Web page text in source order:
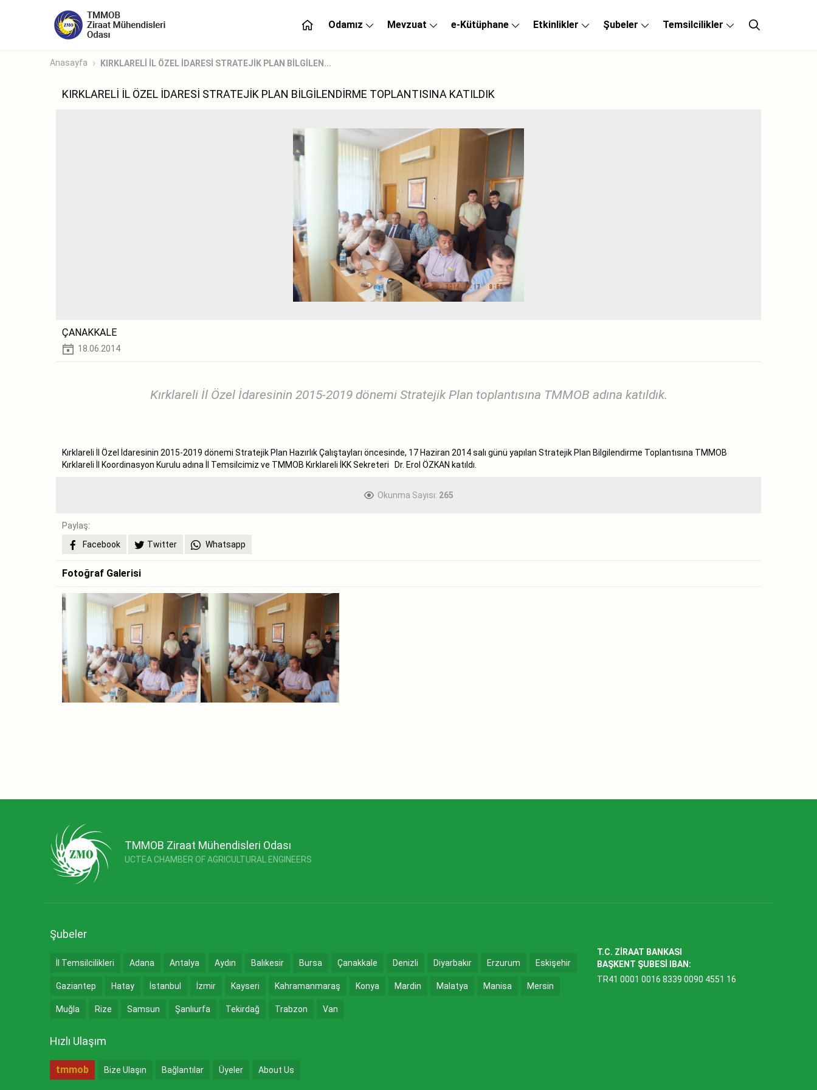
Odamız Mevzuat e-Kütüphane Etkinlikler Şubeler Temsilcilikler
Anasayfa KIRKLARELİ İL ÖZEL İDARESİ STRATEJİK PLAN BİLGİLEN...
KIRKLARELİ İL ÖZEL İDARESİ STRATEJİK PLAN BİLGİLENDİRME TOPLANTISINA KATILDIK
ÇANAKKALE
18.06.2014
Kırklareli İl Özel İdaresinin 2015-2019 dönemi Stratejik Plan toplantısına TMMOB adına katıldık.
Kırklareli İl Özel İdaresinin 2015-2019 dönemi Stratejik Plan Hazırlık Çalıştayları öncesinde, 17 Haziran 2014 salı günü yapılan Stratejik Plan Bilgilendirme Toplantısına TMMOB
Kırklareli İl Koordinasyon Kurulu adına İl Temsilcimiz ve TMMOB Kırklareli İKK Sekreteri Dr. Erol ÖZKAN katıldı.
Okunma Sayısı: 265
Paylaş:
Facebook
Twitter Whatsapp
Fotoğraf Galerisi
TMMOB Ziraat Mühendisleri Odası
UCTEA CHAMBER OF AGRICULTURAL ENGINEERS
Şubeler
İl Temsilcilikleri Adana Antalya Aydın Balıkesir Bursa Çanakkale Denizli Diyarbakır Erzurum Eskişehir
Gaziantep Hatay İstanbul İzmir Kayseri Kahramanmaraş Konya Mardin Malatya Manisa Mersin
Muğla Rize Samsun Şanlıurfa Tekirdağ Trabzon Van
Hızlı Ulaşım
tmmob Bize Ulaşın Bağlantılar Üyeler About Us
T.C. ZİRAAT BANKASI
BAŞKENT ŞUBESİ IBAN:
TR41 0001 0016 8339 0090 4551 16